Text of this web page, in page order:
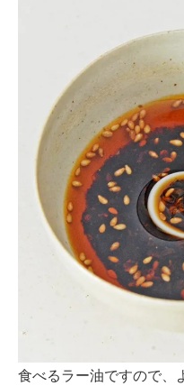
食べるラー油ですので、